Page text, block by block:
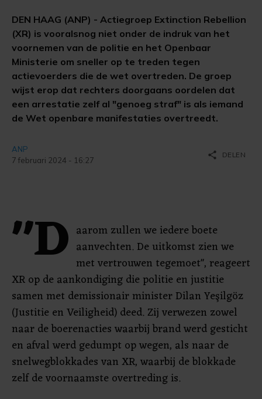
DEN HAAG (ANP) - Actiegroep Extinction Rebellion
(XR) is vooralsnog niet onder de indruk van het
voornemen van de politie en het Openbaar
Ministerie om sneller op te treden tegen
actievoerders die de wet overtreden. De groep
wijst erop dat rechters doorgaans oordelen dat
een arrestatie zelf al "genoeg straf" is als iemand
de Wet openbare manifestaties overtreedt.
ANP
7 februari 2024 - 16:27
share DELEN
"D aarom zullen we iedere boete
aanvechten. De uitkomst zien we
met vertrouwen tegemoet", reageert
XR op de aankondiging die politie en justitie
samen met demissionair minister Dilan Yeşilgöz
(Justitie en Veiligheid) deed. Zij verwezen zowel
naar de boerenacties waarbij brand werd gesticht
en afval werd gedumpt op wegen, als naar de
snelwegblokkades van XR, waarbij de blokkade
zelf de voornaamste overtreding is.